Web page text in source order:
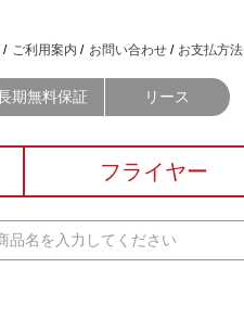
ご利用案内 お問い合わせ お支払方法
期無料保証 リース
フライヤー